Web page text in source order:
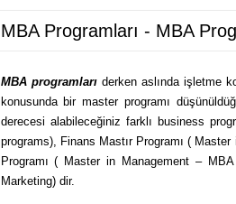
MBA Programları - MBA
MBA programları derken aslında işletme
konusunda bir master programı
derecesi alabileceğiniz farklı business
programs), Finans Mastır Programı (
Programı ( Master in Management –
Marketing) dir.